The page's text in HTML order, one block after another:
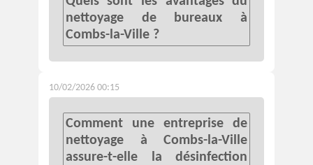
nettoyage de bureaux à
Combs-la-Ville ?
10/02/2026 00:15
Comment une entreprise de
nettoyage à Combs-la-Ville
assure-t-elle la désinfection